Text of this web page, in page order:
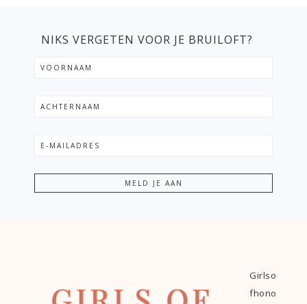
NIKS VERGETEN VOOR JE BRUILOFT?
Girlso
fhono